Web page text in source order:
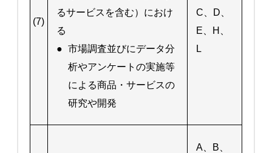
(7)
るサービスを含む）におけ
る
● 市場調査並びにデータ分
析やアンケートの実施等
による商品・サービスの
研究や開発
C、D、
E、H、
L
A、B、